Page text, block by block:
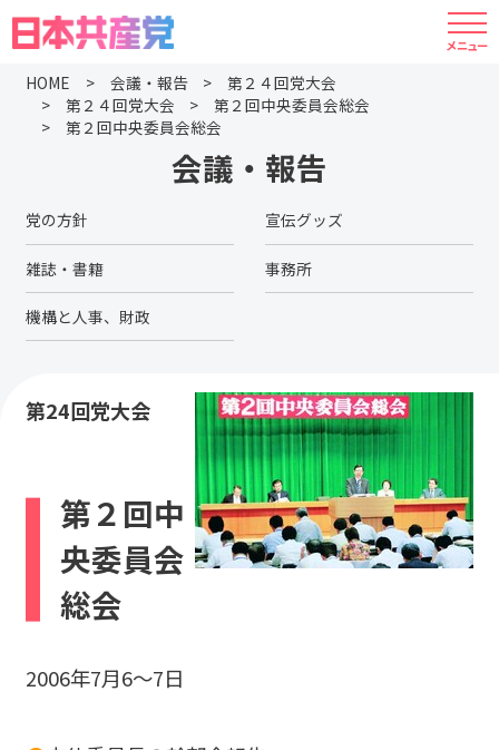
HOME 会議・報告
第２４回党大会
第２４回党大会
第２回中央委員会総会
第２回中央委員会総会
会議・報告
党の方針 宣伝グッズ
雑誌・書籍 事務所
機構と人事、財政
第24回党大会
第２回中
央委員会
総会
2006年7月6～7日